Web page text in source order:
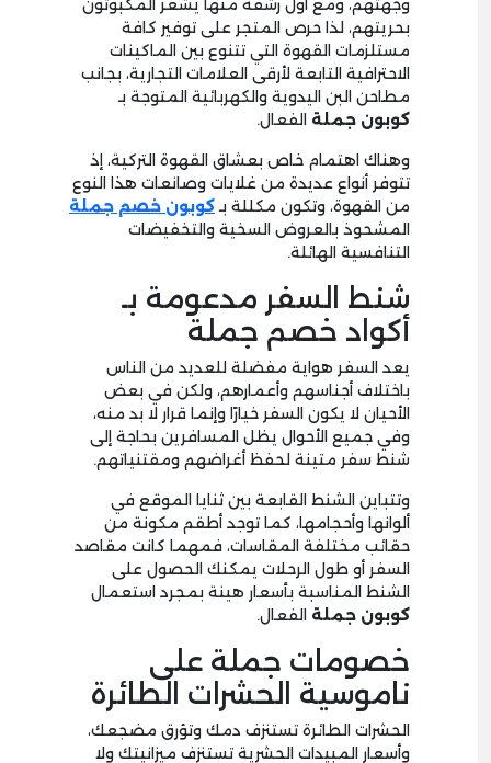
وجهتهم، ومع أول رشفة منها يشعر المكبوتون
بحريتهم، لذا حرص المتجر على توفير كافة
مستلزمات القهوة التي تتنوع بين الماكينات
الاحترافية التابعة لأرقى العلامات التجارية، بجانب
مطاحن البن اليدوية والكهربائية المتوجة بـ
كوبون جملة الفعال.
وهناك اهتمام خاص بعشاق القهوة التركية، إذ
تتوفر أنواع عديدة من غلايات وصانعات هذا النوع
من القهوة، وتكون مكللة بـكوبون خصم جملة
المشحوذ بالعروض السخية والتخفيضات
التنافسية الهائلة.
شنط السفر مدعومة بـ
أكواد خصم جملة
يعد السفر هواية مفضلة للعديد من الناس
باختلاف أجناسهم وأعمارهم، ولكن في بعض
الأحيان لا يكون السفر خيارًا وإنما قرار لا بد منه،
وفي جميع الأحوال يظل المسافرين بحاجة إلى
شنط سفر متينة لحفظ أغراضهم ومقتنياتهم.
وتتباين الشنط القابعة بين ثنايا الموقع في
ألوانها وأحجامها، كما توجد أطقم مكونة من
حقائب مختلفة المقاسات، فمهما كانت مقاصد
السفر أو طول الرحلات يمكنك الحصول على
الشنط المناسبة بأسعار هينة بمجرد استعمال
كوبون جملة الفعال.
خصومات جملة على
ناموسية الحشرات الطائرة
الحشرات الطائرة تستنزف دمك وتؤرق مضجعك،
وأسعار المبيدات الحشرية تستنزف ميزانيتك ولا